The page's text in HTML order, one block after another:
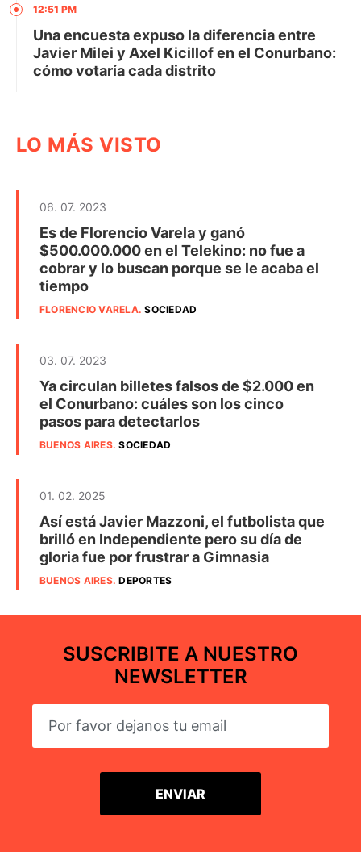
12:51 PM
Una encuesta expuso la diferencia entre
Javier Milei y Axel Kicillof en el Conurbano:
cómo votaría cada distrito
LO MÁS VISTO
06. 07. 2023
Es de Florencio Varela y ganó
$500.000.000 en el Telekino: no fue a
cobrar y lo buscan porque se le acaba el
tiempo
FLORENCIO VARELA.SOCIEDAD
03. 07. 2023
Ya circulan billetes falsos de $2.000 en
el Conurbano: cuáles son los cinco
pasos para detectarlos
BUENOS AIRES.SOCIEDAD
01. 02. 2025
Así está Javier Mazzoni, el futbolista que
brilló en Independiente pero su día de
gloria fue por frustrar a Gimnasia
BUENOS AIRES.DEPORTES
SUSCRIBITE A NUESTRO
NEWSLETTER